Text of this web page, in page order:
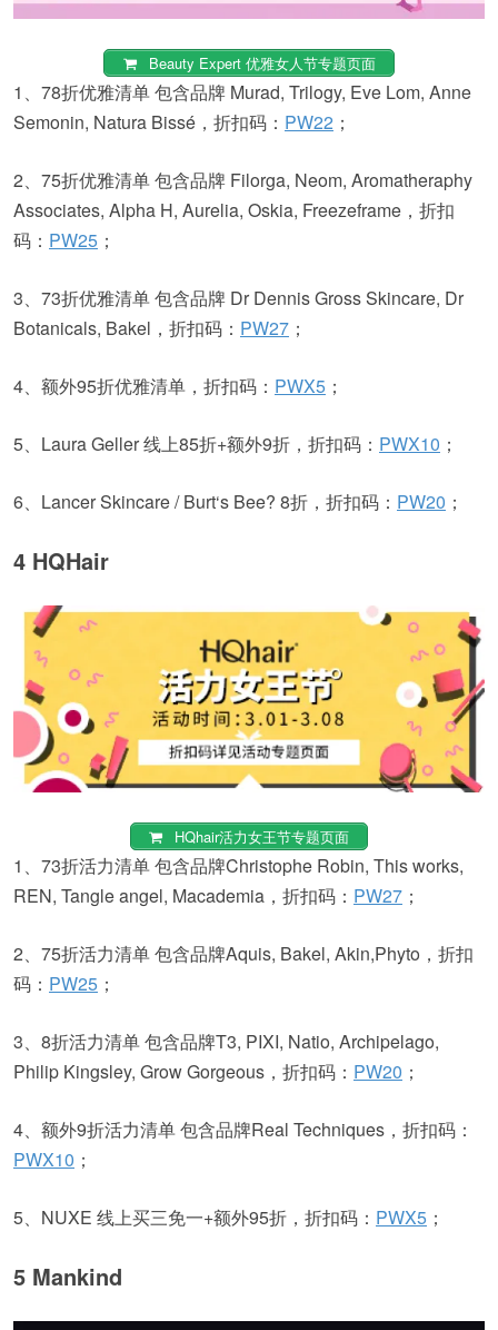
Beauty Expert 优雅女人节专题页面
1、78折优雅清单 包含品牌 Murad, Trilogy, Eve Lom, Anne
Semonin, Natura Bissé，折扣码： PW22 ；
2、75折优雅清单 包含品牌 Filorga, Neom, Aromatheraphy
Associates, Alpha H, Aurelia, Oskia, Freezeframe，折扣
码： PW25 ；
3、73折优雅清单 包含品牌 Dr Dennis Gross Skincare, Dr
Botanicals, Bakel，折扣码： PW27 ；
4、额外95折优雅清单，折扣码： PWX5 ；
5、Laura Geller 线上85折+额外9折，折扣码： PWX10 ；
6、Lancer Skincare / Burt‘s Bee? 8折，折扣码： PW20 ；
4 HQHair
HQhair活力女王节专题页面
1、73折活力清单 包含品牌Christophe Robin, This works,
REN, Tangle angel, Macademia，折扣码： PW27 ；
2、75折活力清单 包含品牌Aquis, Bakel, Akin,Phyto，折扣
码： PW25 ；
3、8折活力清单 包含品牌T3, PIXI, Natio, Archipelago,
Philip Kingsley, Grow Gorgeous，折扣码： PW20 ；
4、额外9折活力清单 包含品牌Real Techniques，折扣码：
PWX10 ；
5、NUXE 线上买三免一+额外95折，折扣码： PWX5 ；
5 Mankind